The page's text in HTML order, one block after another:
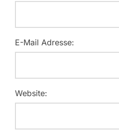
E-Mail Adresse:
Website: